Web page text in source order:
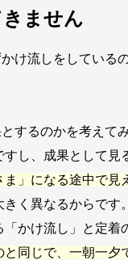
ません
かけ流しをしてい
とするのかを考え
し、成果として見
」になる途中で見
きく異なるからで
「かけ流し」と定
と同じで、一朝一